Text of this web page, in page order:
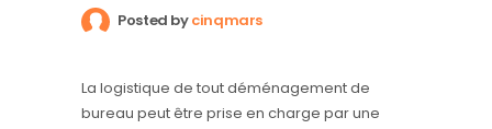
Posted bycinqmars
La logistique de tout déménagement de
bureau peut être prise en charge par une